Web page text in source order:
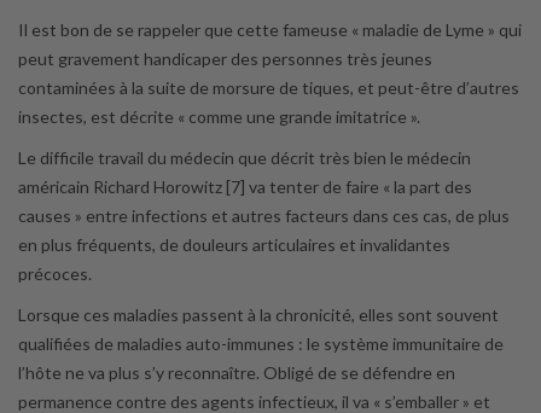
Il est bon de se rappeler que cette fameuse « maladie de Lyme » qui
peut gravement handicaper des personnes très jeunes
contaminées à la suite de morsure de tiques, et peut-être d’autres
insectes, est décrite « comme une grande imitatrice ».
Le difficile travail du médecin que décrit très bien le médecin
américain Richard Horowitz [7] va tenter de faire « la part des
causes » entre infections et autres facteurs dans ces cas, de plus
en plus fréquents, de douleurs articulaires et invalidantes
précoces.
Lorsque ces maladies passent à la chronicité, elles sont souvent
qualifiées de maladies auto-immunes : le système immunitaire de
l’hôte ne va plus s’y reconnaître. Obligé de se défendre en
permanence contre des agents infectieux, il va « s’emballer » et